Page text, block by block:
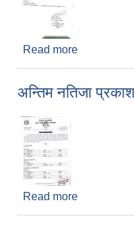
Read more
अन्तिम नतिजा
Read more